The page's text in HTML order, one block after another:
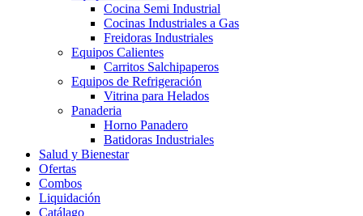
Cocina Semi Industrial
Cocinas Industriales a Gas
Freidoras Industriales
Equipos Calientes
Carritos Salchipaperos
Equipos de Refrigeración
Vitrina para Helados
Panaderia
Horno Panadero
Batidoras Industriales
Salud y Bienestar
Ofertas
Combos
Liquidación
Catálago